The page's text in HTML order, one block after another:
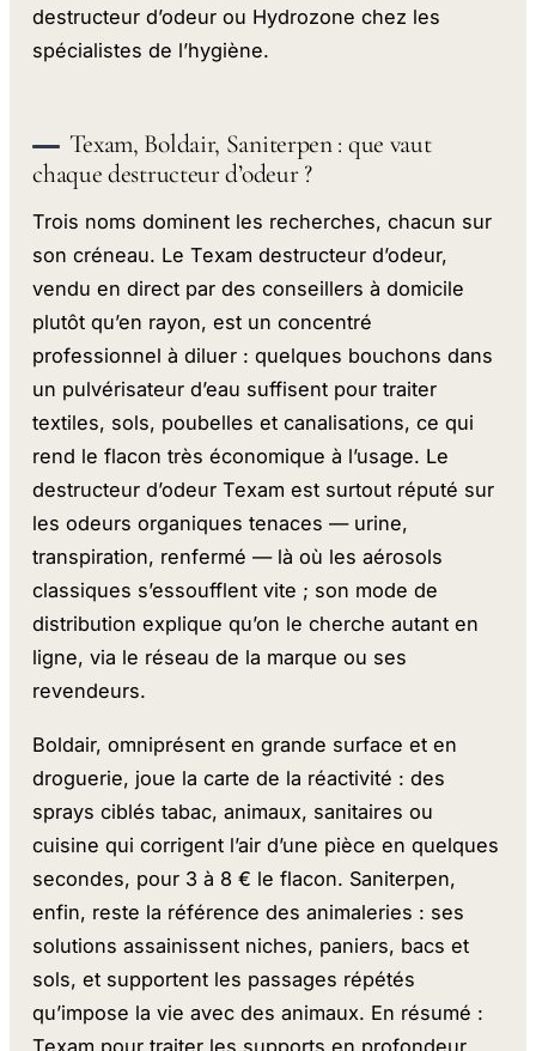
destructeur d’odeur ou Hydrozone chez les
spécialistes de l’hygiène.
Texam, Boldair, Saniterpen : que vaut
chaque destructeur d’odeur ?
Trois noms dominent les recherches, chacun sur
son créneau. Le Texam destructeur d’odeur,
vendu en direct par des conseillers à domicile
plutôt qu’en rayon, est un concentré
professionnel à diluer : quelques bouchons dans
un pulvérisateur d’eau suffisent pour traiter
textiles, sols, poubelles et canalisations, ce qui
rend le flacon très économique à l’usage. Le
destructeur d’odeur Texam est surtout réputé sur
les odeurs organiques tenaces — urine,
transpiration, renfermé — là où les aérosols
classiques s’essoufflent vite ; son mode de
distribution explique qu’on le cherche autant en
ligne, via le réseau de la marque ou ses
revendeurs.
Boldair, omniprésent en grande surface et en
droguerie, joue la carte de la réactivité : des
sprays ciblés tabac, animaux, sanitaires ou
cuisine qui corrigent l’air d’une pièce en quelques
secondes, pour 3 à 8 € le flacon. Saniterpen,
enfin, reste la référence des animaleries : ses
solutions assainissent niches, paniers, bacs et
sols, et supportent les passages répétés
qu’impose la vie avec des animaux. En résumé :